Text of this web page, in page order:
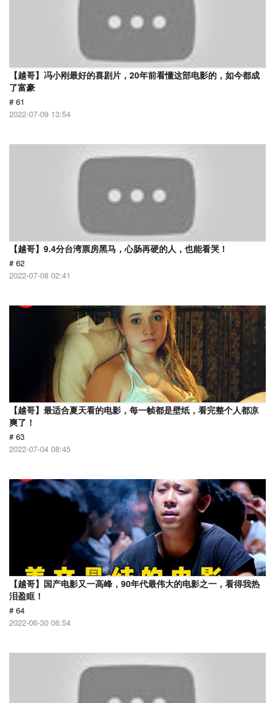
【越哥】冯小刚最好的喜剧片，20年前看懂这部电影的，如今都成
了富豪
# 61
2022-07-09 13:54
【越哥】9.4分台湾票房黑马，心肠再硬的人，也能看哭！
# 62
2022-07-08 02:41
【越哥】最适合夏天看的电影，每一帧都是壁纸，看完整个人都凉
爽了！
# 63
2022-07-04 08:45
【越哥】国产电影又一高峰，90年代最伟大的电影之一，看得我热
泪盈眶！
# 64
2022-06-30 06:54